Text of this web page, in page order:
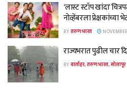
‘लास्ट स्टॉप खांदा’
नोव्हेंबरला प्रेक्षकांच्या
BYतरुण भारत
राज्यभरात पुढील चार
BYवार्ताहर, तरुण भारत, सोलापूर